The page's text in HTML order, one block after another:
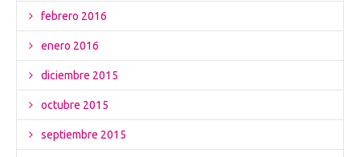
febrero 2016
enero 2016
diciembre 2015
octubre 2015
septiembre 2015